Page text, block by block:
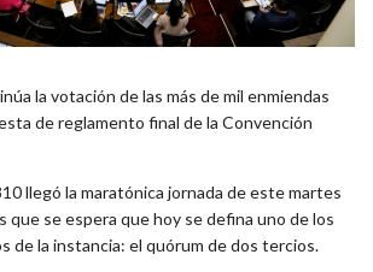
la votación de las más de mil enmiendas
de reglamento final de la Convención
llegó la maratónica jornada de este martes
que se espera que hoy se defina uno de los
de la instancia: el quórum de dos tercios.